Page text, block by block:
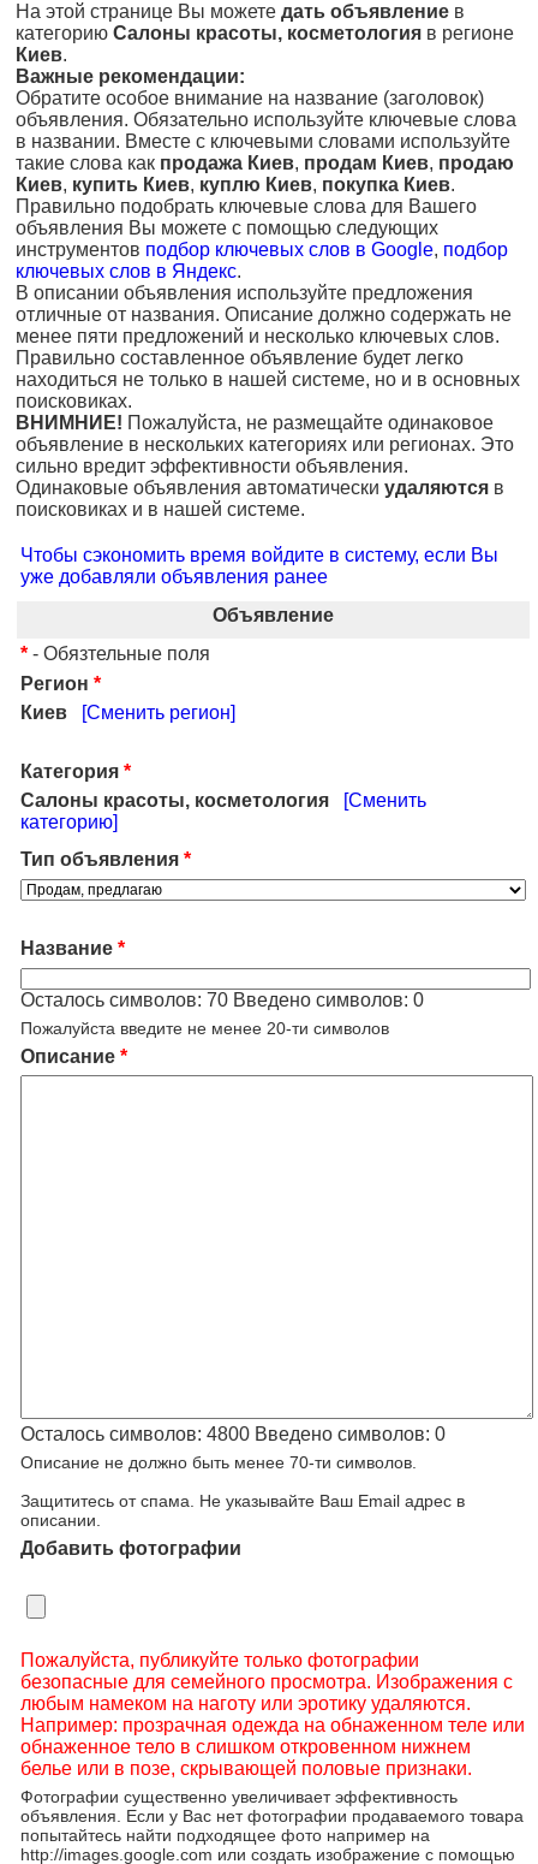
На этой странице Вы можете дать объявление в
категорию Салоны красоты, косметология в регионе
Киев.
Важные рекомендации:
Обратите особое внимание на название (заголовок)
объявления. Обязательно используйте ключевые слова
в названии. Вместе с ключевыми словами используйте
такие слова как продажа Киев, продам Киев, продаю
Киев, купить Киев, куплю Киев, покупка Киев.
Правильно подобрать ключевые слова для Вашего
объявления Вы можете с помощью следующих
инструментов подбор ключевых слов в Google, подбор
ключевых слов в Яндекс.
В описании объявления используйте предложения
отличные от названия. Описание должно содержать не
менее пяти предложений и несколько ключевых слов.
Правильно составленное объявление будет легко
находиться не только в нашей системе, но и в основных
поисковиках.
ВНИМНИЕ! Пожалуйста, не размещайте одинаковое
объявление в нескольких категориях или регионах. Это
сильно вредит эффективности объявления.
Одинаковые объявления автоматически удаляются в
поисковиках и в нашей системе.
Чтобы сэкономить время войдите в систему, если Вы
уже добавляли объявления ранее
Объявление
* - Обязтельные поля
Регион *
Киев
[Сменить регион]
Категория *
Салоны красоты, косметология
[Сменить
категорию]
Тип объявления *
Название *
Осталось символов: 70 Введено символов: 0
Пожалуйста введите не менее 20-ти символов
Описание *
Осталось символов: 4800 Введено символов: 0
Описание не должно быть менее 70-ти символов.
Защититесь от спама. Не указывайте Ваш Email адрес в
описании.
Добавить фотографии
Пожалуйста, публикуйте только фотографии
безопасные для семейного просмотра. Изображения с
любым намеком на наготу или эротику удаляются.
Например: прозрачная одежда на обнаженном теле или
обнаженное тело в слишком откровенном нижнем
белье или в позе, скрывающей половые признаки.
Фотографии существенно увеличивает эффективность
объявления. Если у Вас нет фотографии продаваемого товара
попытайтесь найти подходящее фото например на
http://images.google.com или создать изображение с помощью